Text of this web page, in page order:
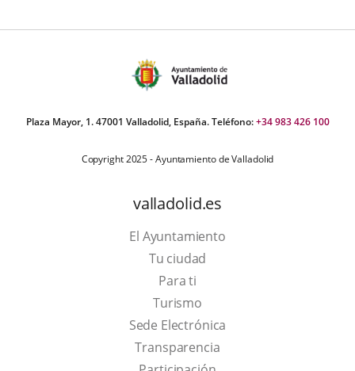
Plaza Mayor, 1. 47001 Valladolid, España. Teléfono:+34 983 426 100
Copyright 2025 - Ayuntamiento de Valladolid
valladolid.es
El Ayuntamiento
Tu ciudad
Para ti
TurismoThis
link
will
Sede Electrónica
Transparencia